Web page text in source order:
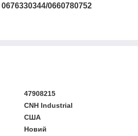
0676330344/0660780752
47908215
CNH Industrial
США
Новий